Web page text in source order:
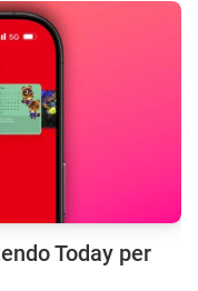
Today per